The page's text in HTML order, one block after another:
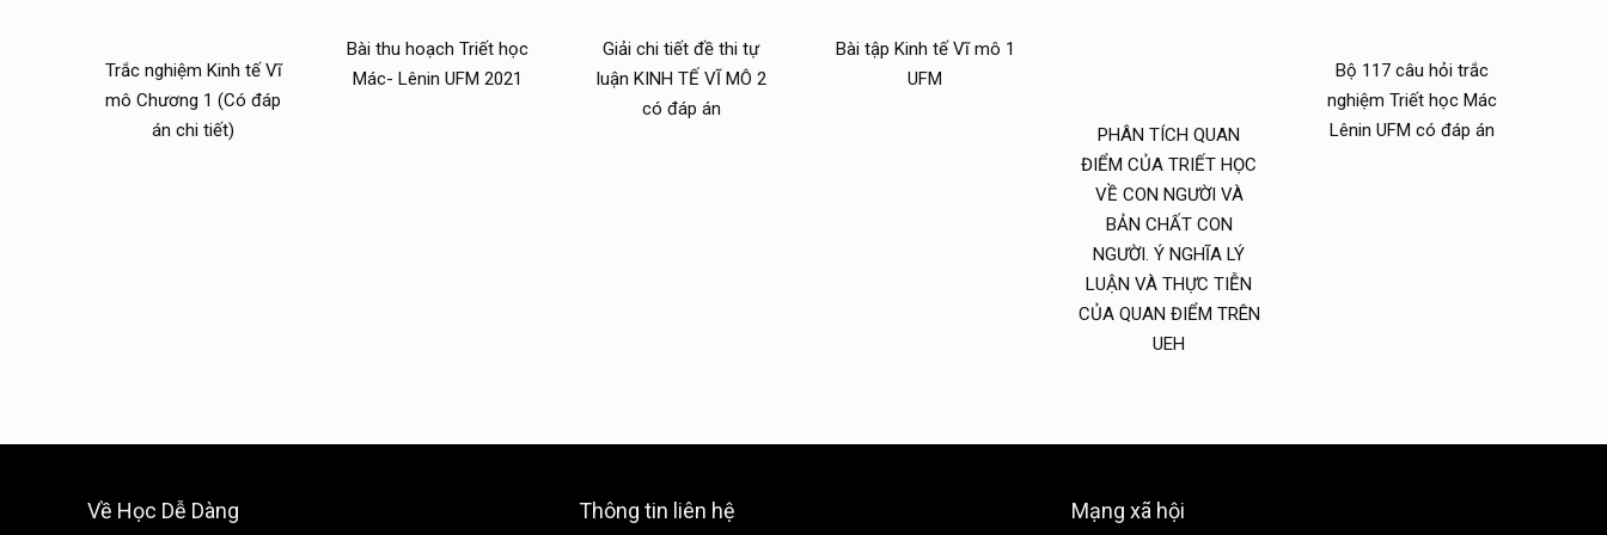
Trắc nghiệm Kinh tế Vĩ
mô Chương 1 (Có đáp
án chi tiết)
Bài thu hoạch Triết học
Mác- Lênin UFM 2021
Giải chi tiết đề thi tự
luận KINH TẾ VĨ MÔ 2
có đáp án
Bài tập Kinh tế Vĩ mô 1
UFM
PHÂN TÍCH QUAN
ĐIỂM CỦA TRIẾT HỌC
VỀ CON NGƯỜI VÀ
BẢN CHẤT CON
NGƯỜI. Ý NGHĨA LÝ
LUẬN VÀ THỰC TIỄN
CỦA QUAN ĐIỂM TRÊN
UEH
Bộ 117 câu hỏi trắc
nghiệm Triết học Mác
Lênin UFM có đáp án
Về Học Dễ Dàng Thông tin liên hệ Mạng xã hội